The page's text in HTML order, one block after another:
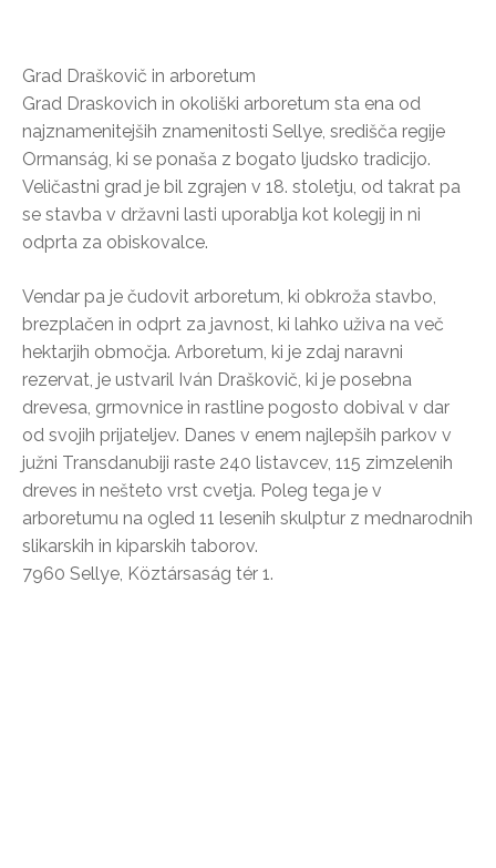
Grad Draškovič in arboretum
Grad Draskovich in okoliški arboretum sta ena od
najznamenitejših znamenitosti Sellye, središča regije
Ormanság, ki se ponaša z bogato ljudsko tradicijo.
Veličastni grad je bil zgrajen v 18. stoletju, od takrat pa
se stavba v državni lasti uporablja kot kolegij in ni
odprta za obiskovalce.
Vendar pa je čudovit arboretum, ki obkroža stavbo,
brezplačen in odprt za javnost, ki lahko uživa na več
hektarjih območja. Arboretum, ki je zdaj naravni
rezervat, je ustvaril Iván Draškovič, ki je posebna
drevesa, grmovnice in rastline pogosto dobival v dar
od svojih prijateljev. Danes v enem najlepših parkov v
južni Transdanubiji raste 240 listavcev, 115 zimzelenih
dreves in nešteto vrst cvetja. Poleg tega je v
arboretumu na ogled 11 lesenih skulptur z mednarodnih
slikarskih in kiparskih taborov.
7960 Sellye, Köztársaság tér 1.